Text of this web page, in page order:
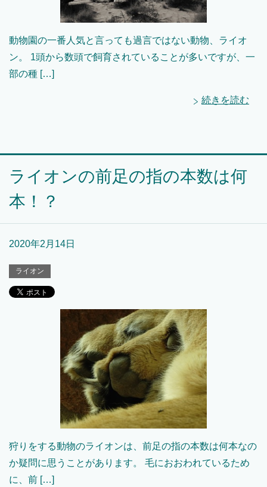
動物園の一番人気と言っても過言ではない動物、ライオ
ン。 1頭から数頭で飼育されていることが多いですが、一
部の種 […]
続きを読む
ライオンの前足の指の本数は何
本！？
2020年2月14日
ライオン
狩りをする動物のライオンは、前足の指の本数は何本なの
か疑問に思うことがあります。 毛におおわれているため
に、前 […]